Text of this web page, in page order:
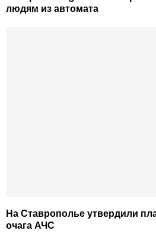
людям из автомата
На Ставрополье утвердили
очага АЧС